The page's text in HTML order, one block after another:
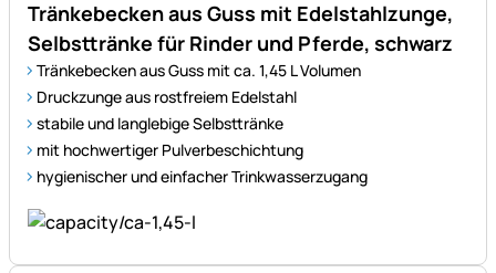
stabile und langlebige Selbsttränke
mit hochwertiger Pulverbeschichtung
hygienischer und einfacher Trinkwasserzugang